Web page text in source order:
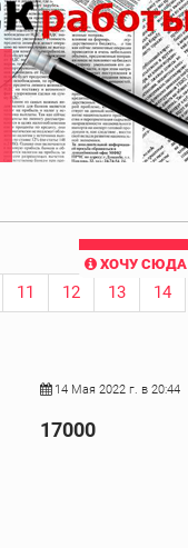
ХОЧУ СЮДА
11 12 13
14
14 Мая 2022 г. в 20:44
17000